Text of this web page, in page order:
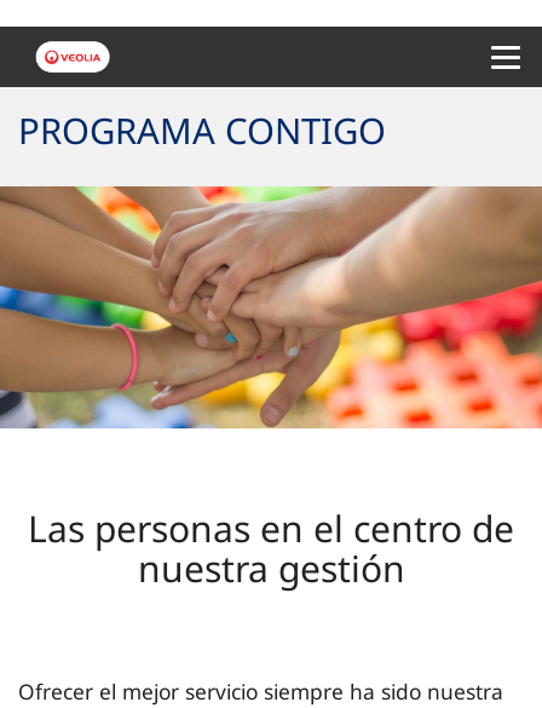
PROGRAMA CONTIGO
Las personas en el centro de
nuestra gestión
Ofrecer el mejor servicio siempre ha sido nuestra